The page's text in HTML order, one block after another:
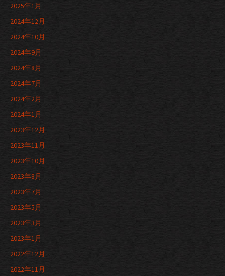
2025年1月
2024年12月
2024年10月
2024年9月
2024年8月
2024年7月
2024年2月
2024年1月
2023年12月
2023年11月
2023年10月
2023年8月
2023年7月
2023年5月
2023年3月
2023年1月
2022年12月
2022年11月